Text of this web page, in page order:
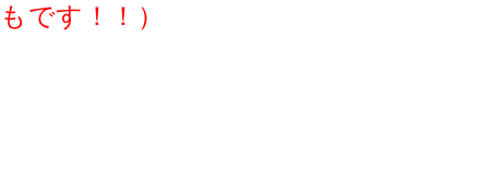
もです！！）